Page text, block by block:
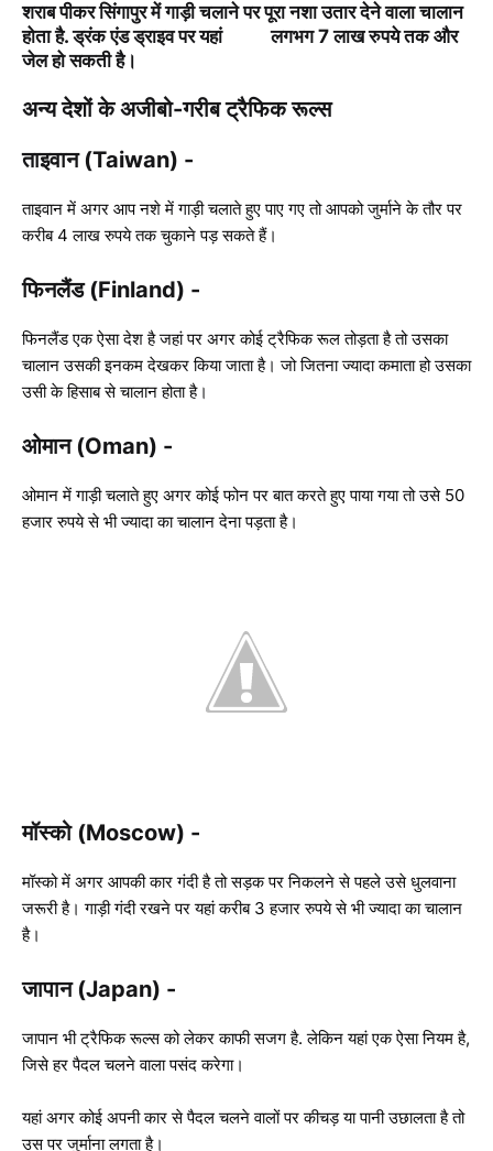
शराब पीकर सिंगापुर में गाड़ी चलाने पर पूरा नशा उतार देने वाला चालान
होता है. ड्रंक एंड ड्राइव पर यहां लगभग 7 लाख रुपये तक और
जेल हो सकती है।
अन्य देशों के अजीबो-गरीब ट्रैफिक रूल्स
ताइवान (Taiwan) -
ताइवान में अगर आप नशे में गाड़ी चलाते हुए पाए गए तो आपको जुर्माने के तौर पर
करीब 4 लाख रुपये तक चुकाने पड़ सकते हैं।
फिनलैंड (Finland) -
फिनलैंड एक ऐसा देश है जहां पर अगर कोई ट्रैफिक रूल तोड़ता है तो उसका
चालान उसकी इनकम देखकर किया जाता है। जो जितना ज्यादा कमाता हो उसका
उसी के हिसाब से चालान होता है।
ओमान (Oman) -
ओमान में गाड़ी चलाते हुए अगर कोई फोन पर बात करते हुए पाया गया तो उसे 50
हजार रुपये से भी ज्यादा का चालान देना पड़ता है।
मॉस्को (Moscow) -
मॉस्को में अगर आपकी कार गंदी है तो सड़क पर निकलने से पहले उसे धुलवाना
जरूरी है। गाड़ी गंदी रखने पर यहां करीब 3 हजार रुपये से भी ज्यादा का चालान
है।
जापान (Japan) -
जापान भी ट्रैफिक रूल्स को लेकर काफी सजग है. लेकिन यहां एक ऐसा नियम है,
जिसे हर पैदल चलने वाला पसंद करेगा।
यहां अगर कोई अपनी कार से पैदल चलने वालों पर कीचड़ या पानी उछालता है तो
उस पर जुर्माना लगता है।